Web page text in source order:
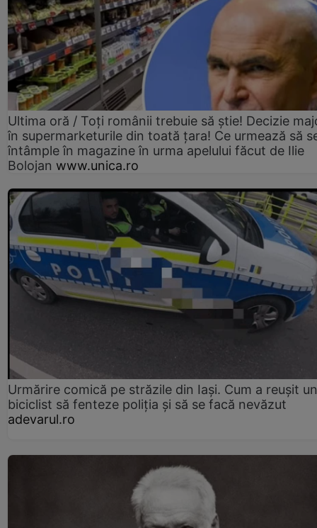
Ultima oră / Toți românii trebuie să știe! Decizie
în supermarketurile din toată țara! Ce urmează să
întâmple în magazine în urma apelului făcut de Ilie
Bolojan www.unica.ro
Urmărire comică pe străzile din Iași. Cum a reușit un
biciclist să fenteze poliția și să se facă nevăzut
adevarul.ro